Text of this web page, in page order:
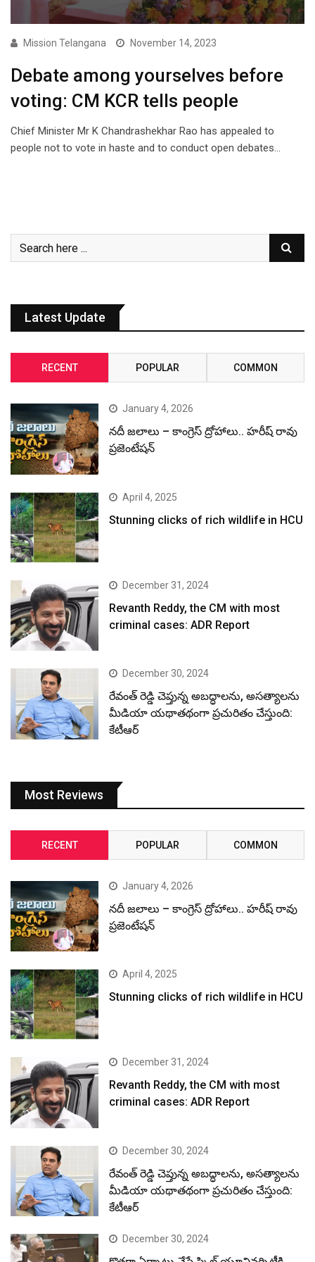
Mission Telangana November 14, 2023
Debate among yourselves before
voting: CM KCR tells people
Chief Minister Mr K Chandrashekhar Rao has appealed to
people not to vote in haste and to conduct open debates…
Latest Update
RECENT POPULAR COMMON
January 4, 2026
నదీ జలాలు – కాంగ్రెస్ ద్రోహాలు.. హరీష్ రావు
ప్రజెంటేషన్
April 4, 2025
Stunning clicks of rich wildlife in HCU
December 31, 2024
Revanth Reddy, the CM with most
criminal cases: ADR Report
December 30, 2024
రేవంత్ రెడ్డి చెప్తున్న అబద్ధాలను, అసత్యాలను
మీడియా యథాతథంగా ప్రచురితం చేస్తుంది:
కేటీఆర్
Most Reviews
RECENT POPULAR COMMON
January 4, 2026
నదీ జలాలు – కాంగ్రెస్ ద్రోహాలు.. హరీష్ రావు
ప్రజెంటేషన్
April 4, 2025
Stunning clicks of rich wildlife in HCU
December 31, 2024
Revanth Reddy, the CM with most
criminal cases: ADR Report
December 30, 2024
రేవంత్ రెడ్డి చెప్తున్న అబద్ధాలను, అసత్యాలను
మీడియా యథాతథంగా ప్రచురితం చేస్తుంది:
కేటీఆర్
December 30, 2024